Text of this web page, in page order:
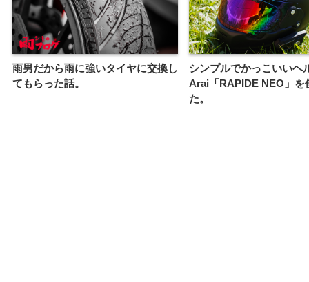
雨男だから雨に強いタイヤに交換し
てもらった話。
シンプルでかっこいいヘ
Arai「RAPIDE NEO」を
た。